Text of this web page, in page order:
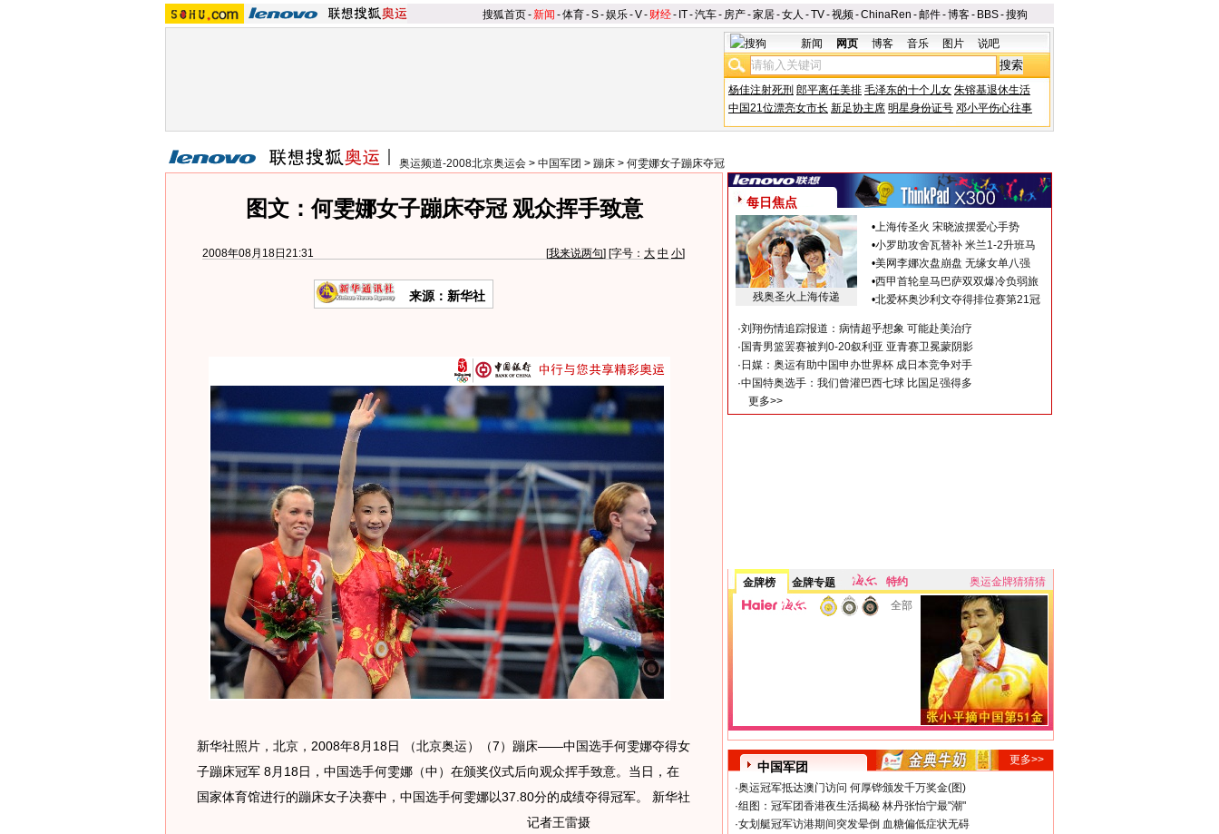
搜狐首页-新闻 -体育-S-娱乐-V- 财经- IT-汽车- 房产-家居-女人 -TV-视频-ChinaRen -邮件-博客- BBS-搜狗
新闻 网页 博客 音乐 图片 说吧
杨佳注射死刑 郎平离任美排 毛泽东的十个儿女 朱镕基退休生活
中国21位漂亮女市长 新足协主席 明星身份证号 邓小平伤心往事
奥运频道-2008北京奥运会 > 中国军团 > 蹦床 > 何雯娜女子蹦床夺冠
图文：何雯娜女子蹦床夺冠 观众挥手致意
2008年08月18日21:31 [我来说两句] [字号： 大 中 小]
来源：新华社
新华社照片，北京，2008年8月18日 （北京奥运）（7）蹦床——中国选手何雯娜夺得女
子蹦床冠军 8月18日，中国选手何雯娜（中）在颁奖仪式后向观众挥手致意。当日，在
国家体育馆进行的蹦床女子决赛中，中国选手何雯娜以37.80分的成绩夺得冠军。 新华社
记者王雷摄
每日焦点
残奥圣火上海传递
•上海传圣火 宋晓波摆爱心手势
•小罗助攻舍瓦替补 米兰1-2升班马
•美网李娜次盘崩盘 无缘女单八强
•西甲首轮皇马巴萨双双爆冷负弱旅
•北爱杯奥沙利文夺得排位赛第21冠
·刘翔伤情追踪报道：病情超乎想象 可能赴美治疗
· 国青男篮罢赛被判0-20叙利亚 亚青赛卫冕蒙阴影
· 日媒：奥运有助中国申办世界杯 成日本竞争对手
·中国特奥选手：我们曾灌巴西七球 比国足强得多
更多>>
金牌榜 金牌专题 特约
奥运金牌猜猜猜
全部
中国军团
更多>>
·奥运冠军抵达澳门访问 何厚铧颁发千万奖金(图)
·组图：冠军团香港夜生活揭秘 林丹张怡宁最"潮"
·女划艇冠军访港期间突发晕倒 血糖偏低症状无碍